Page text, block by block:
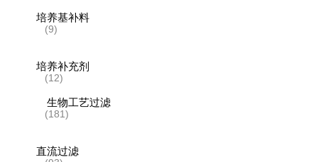
培养基补料
(9)
培养补充剂
(12)
生物工艺过滤
(181)
直流过滤